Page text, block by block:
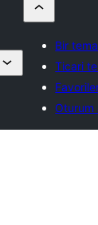
Bir
Ticari
Oturum